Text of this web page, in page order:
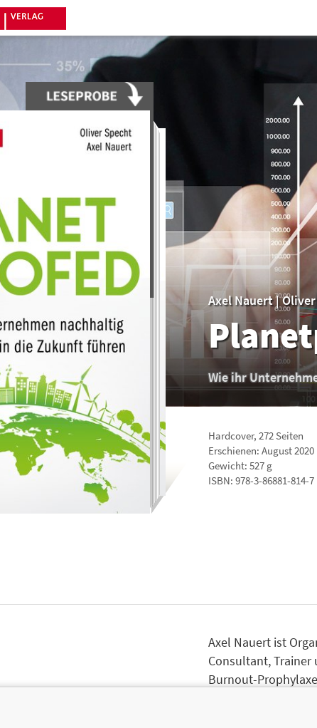
Axel Nauert|
Wie ihr
Hardcover, 272 Seiten
Erschienen: August 2020
Gewicht: 527 g
ISBN: 978-3-86881-814-7
Axel Nauert ist
Consultant, Trainer
Burnout-